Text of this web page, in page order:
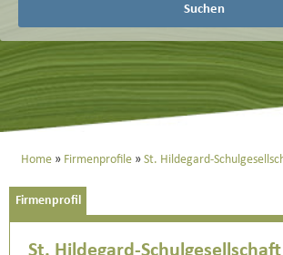
Suchen
Home Firmenprofile St. Hildegard-
Firmenprofil